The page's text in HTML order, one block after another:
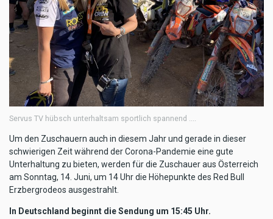
Servus TV hübsch unterhaltsam sportlich spannend ....
Um den Zuschauern auch in diesem Jahr und gerade in dieser
schwierigen Zeit während der Corona-Pandemie eine gute
Unterhaltung zu bieten, werden für die Zuschauer aus Österreich
am Sonntag, 14. Juni, um 14 Uhr die Höhepunkte des Red Bull
Erzbergrodeos ausgestrahlt.
In Deutschland beginnt die Sendung um 15:45 Uhr.